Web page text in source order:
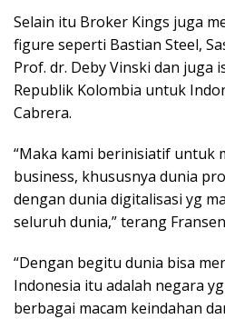
Selain itu Broker Kings juga
figure seperti Bastian Steel,
Prof. dr. Deby Vinski dan juga
Republik Kolombia untuk
Cabrera.
“Maka kami berinisiatif untuk
business, khususnya dunia
dengan dunia digitalisasi yg
seluruh dunia,” terang
“Dengan begitu dunia bisa
Indonesia itu adalah negara
berbagai macam keindahan